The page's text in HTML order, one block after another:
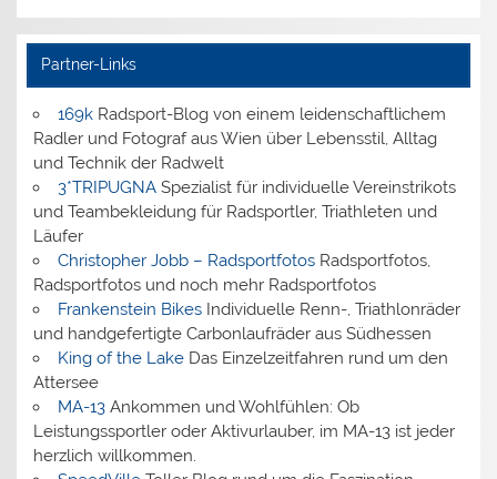
Partner-Links
169kRadsport-Blog von einem leidenschaftlichem
Radler und Fotograf aus Wien über Lebensstil, Alltag
und Technik der Radwelt
3*TRIPUGNASpezialist für individuelle Vereinstrikots
und Teambekleidung für Radsportler, Triathleten und
Läufer
Christopher Jobb – RadsportfotosRadsportfotos,
Radsportfotos und noch mehr Radsportfotos
Frankenstein BikesIndividuelle Renn-, Triathlonräder
und handgefertigte Carbonlaufräder aus Südhessen
King of the LakeDas Einzelzeitfahren rund um den
Attersee
MA-13Ankommen und Wohlfühlen: Ob
Leistungssportler oder Aktivurlauber, im MA-13 ist jeder
herzlich willkommen.